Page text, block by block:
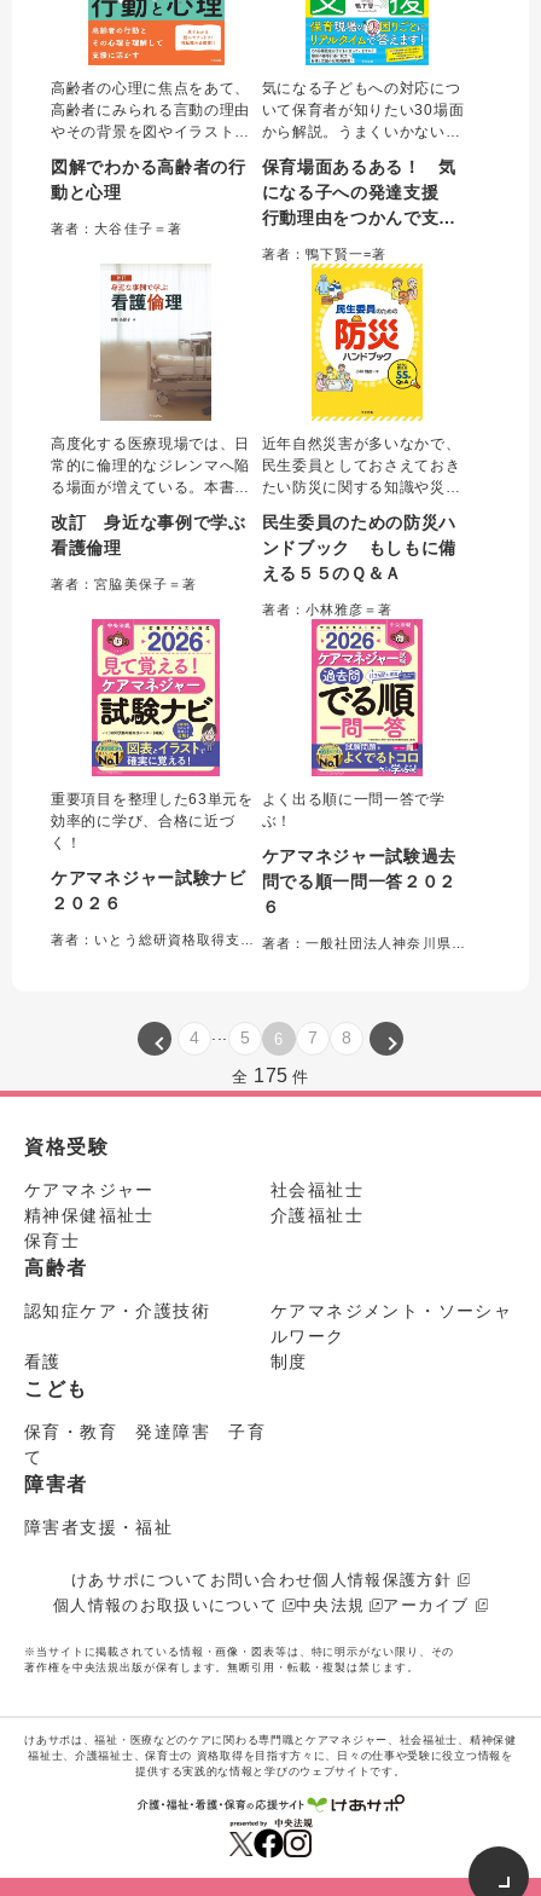
高齢者の心理に焦点をあて、
高齢者にみられる言動の理由
やその背景を図やイラストを
そのものの理解だけでなく、
心理という内面の部分が見え
ジャーなどの専門職が高齢者
本人を理解したかかわりがで
きるようになる一冊。
図解でわかる高齢者の行
動と心理
著者：大谷佳子＝著
気になる子どもへの対応につ
いて保育者が知りたい30場面
から解説。うまくいかない原
景への理解不足からくる間違
った目標設定にある。本書で
は、目標設定を見直して、そ
詳細解説。個別支援計画で使
える記載例も掲載する。
保育場面あるある！ 気
になる子への発達支援
行動理由をつかんで支援
著者：鴨下賢一=著
高度化する医療現場では、日
常的に倫理的なジレンマへ陥
る場面が増えている。本書は
のか」と思い悩む看護師や看
護学生に倫理的な考え方・行
動を教えてくれる一冊。 患者
の高齢化や医療技術の進歩に
伴う法的・倫理的変化に対応
した改訂版。
改訂 身近な事例で学ぶ
看護倫理
著者：宮脇美保子＝著
近年自然災害が多いなかで、
民生委員としておさえておき
たい防災に関する知識や災害
いをもとに解説する。防災や
災害時の取り組み、災害時に
特に配慮を必要とする人への
し、もしもに備える一冊。
民生委員のための防災ハ
ンドブック もしもに備
える５５のＱ＆Ａ
著者：小林雅彦＝著
重要項目を整理した63単元を
効率的に学び、合格に近づ
く！
ケアマネジャー試験ナビ
２０２６
よく出る順に一問一答で学
ぶ！
ケアマネジャー試験過去
問でる順一問一答２０２
６
4 5 6 7 8
全 175 件
資格受験
ケアマネジャー
社会福祉士
精神保健福祉士
介護福祉士
保育士
高齢者
認知症ケア・介護技術
ケアマネジメント・ソーシャ
ルワーク
看護
制度
こども
保育・教育 発達障害 子育
て
障害者
障害者支援・福祉
けあサポについて お問い合わせ個人情報保護方針
個人情報のお取扱いについて
中央法規 アーカイブ
※当サイトに掲載されている情報・画像・図表等は、特に明示がない限り、その
著作権を中央法規出版が保有します。無断引用・転載・複製は禁じます。
けあサポは、福祉・医療などのケアに関わる専門職とケアマネジャー、社会福祉士、精神保健
福祉士、介護福祉士、保育士の 資格取得を目指す方々に、日々の仕事や受験に役立つ情報を
提供する実践的な情報と学びのウェブサイトです。